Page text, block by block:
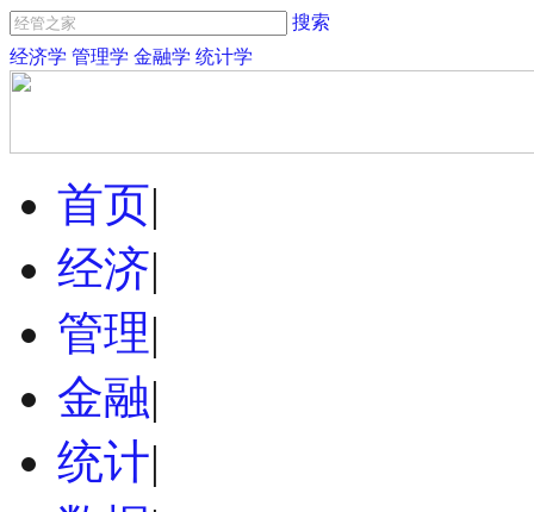
搜索
经济学 管理学 金融学 统计学
首页|
经济|
管理|
金融|
统计|